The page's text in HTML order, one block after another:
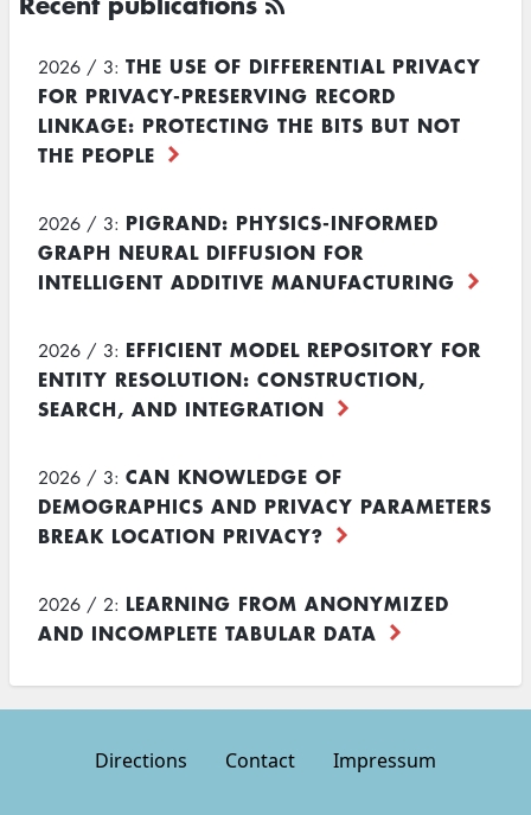
2026 / 3: THE USE OF DIFFERENTIAL PRIVACY
FOR PRIVACY-PRESERVING RECORD
LINKAGE: PROTECTING THE BITS BUT NOT
THE PEOPLE
2026 / 3: PIGRAND: PHYSICS-INFORMED
GRAPH NEURAL DIFFUSION FOR
INTELLIGENT ADDITIVE MANUFACTURING
2026 / 3: EFFICIENT MODEL REPOSITORY FOR
ENTITY RESOLUTION: CONSTRUCTION,
SEARCH, AND INTEGRATION
2026 / 3: CAN KNOWLEDGE OF
DEMOGRAPHICS AND PRIVACY PARAMETERS
BREAK LOCATION PRIVACY?
2026 / 2: LEARNING FROM ANONYMIZED
AND INCOMPLETE TABULAR DATA
Directions Contact Impressum